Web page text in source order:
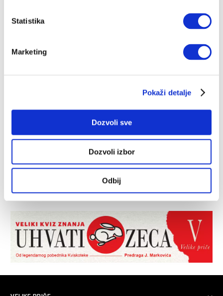
Statistika
Marketing
Pokaži detalje
Dozvoli sve
Dozvoli izbor
Odbij
Zaboravljena lozinka?